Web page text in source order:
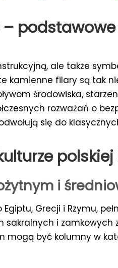
ale także
kamienne filary są tak
środowiska,
rozważań o
się do
i
Grecji i Rzymu,
sakralnych i
być kolumny w